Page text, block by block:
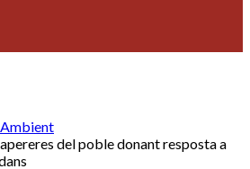
del poble donant resposta a